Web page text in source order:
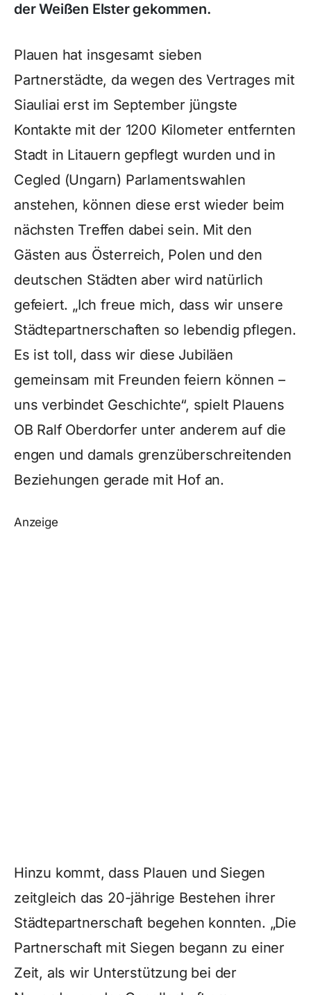
der Weißen Elster gekommen.
Plauen hat insgesamt sieben
Partnerstädte, da wegen des Vertrages mit
Siauliai erst im September jüngste
Kontakte mit der 1200 Kilometer entfernten
Stadt in Litauern gepflegt wurden und in
Cegled (Ungarn) Parlamentswahlen
anstehen, können diese erst wieder beim
nächsten Treffen dabei sein. Mit den
Gästen aus Österreich, Polen und den
deutschen Städten aber wird natürlich
gefeiert. „Ich freue mich, dass wir unsere
Städtepartnerschaften so lebendig pflegen.
Es ist toll, dass wir diese Jubiläen
gemeinsam mit Freunden feiern können –
uns verbindet Geschichte“, spielt Plauens
OB Ralf Oberdorfer unter anderem auf die
engen und damals grenzüberschreitenden
Beziehungen gerade mit Hof an.
Anzeige
Hinzu kommt, dass Plauen und Siegen
zeitgleich das 20-jährige Bestehen ihrer
Städtepartnerschaft begehen konnten. „Die
Partnerschaft mit Siegen begann zu einer
Zeit, als wir Unterstützung bei der